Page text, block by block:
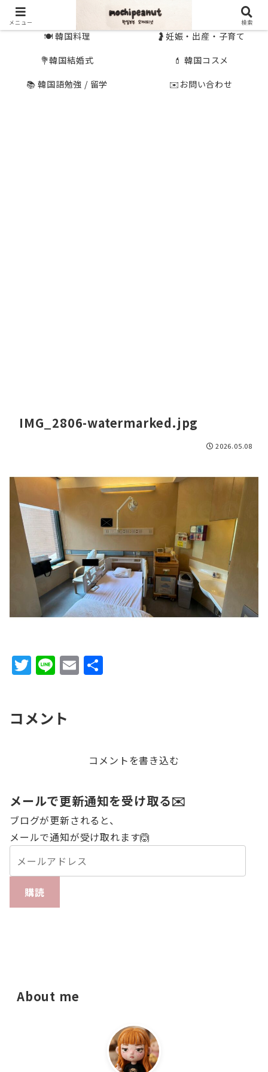
🍽 韓国料理
🤰妊娠・出産・子育て
💐韓国結婚式
💄 韓国コスメ
📚 韓国語勉強 / 留学
✉️お問い合わせ
IMG_2806-watermarked.jpg
2026.05.08
T
w
te
Li
n
E
m
コメント
コメントを書き込む
メールで更新通知を受け取る✉️
ブログが更新されると、
メールで通知が受け取れます🙆
購読
About me
メニュー 検索